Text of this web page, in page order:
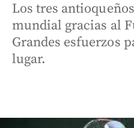
Los tres
mundial gracias al
Grandes esfuerzos
lugar.